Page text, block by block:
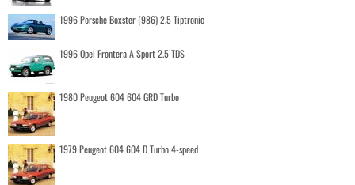
1996 Porsche Boxster (986) 2.5 Tiptronic
1996 Opel Frontera A Sport 2.5 TDS
1980 Peugeot 604 604 GRD Turbo
1979 Peugeot 604 604 D Turbo 4-speed